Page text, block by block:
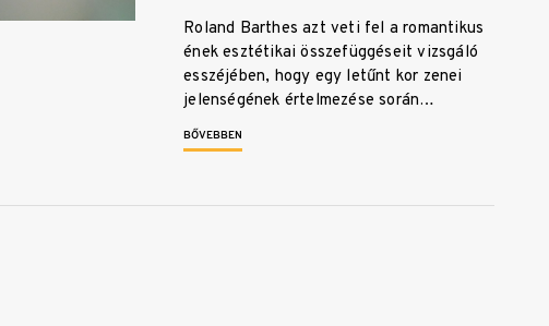
Roland Barthes azt veti fel a romantikus
ének esztétikai összefüggéseit vizsgáló
esszéjében, hogy egy letűnt kor zenei
jelenségének értelmezése során…
BŐVEBBEN